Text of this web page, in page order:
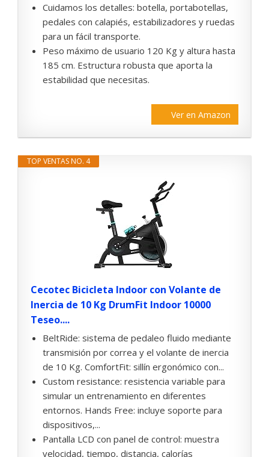
Cuidamos los detalles: botella, portabotellas,
pedales con calapiés, estabilizadores y ruedas
para un fácil transporte.
Peso máximo de usuario 120 Kg y altura hasta
185 cm. Estructura robusta que aporta la
estabilidad que necesitas.
Ver en Amazon
TOP VENTAS NO. 4
Cecotec Bicicleta Indoor con Volante de
Inercia de 10 Kg DrumFit Indoor 10000
Teseo....
BeltRide: sistema de pedaleo fluido mediante
transmisión por correa y el volante de inercia
de 10 Kg. ComfortFit: sillín ergonómico con...
Custom resistance: resistencia variable para
simular un entrenamiento en diferentes
entornos. Hands Free: incluye soporte para
dispositivos,...
Pantalla LCD con panel de control: muestra
velocidad, tiempo, distancia, calorías